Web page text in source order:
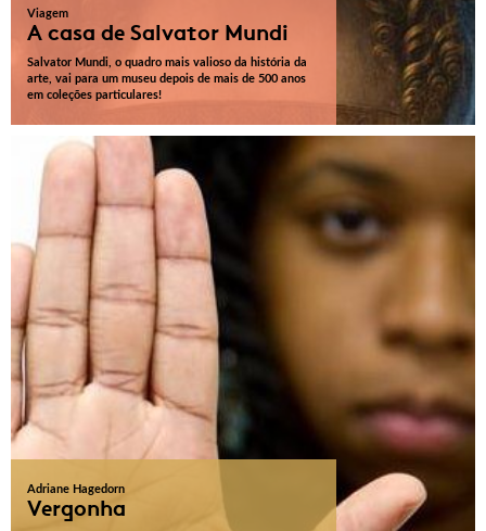
Viagem
A casa de Salvator Mundi
Salvator Mundi, o quadro mais valioso da história da
arte, vai para um museu depois de mais de 500 anos
em coleções particulares!
Adriane Hagedorn
Vergonha